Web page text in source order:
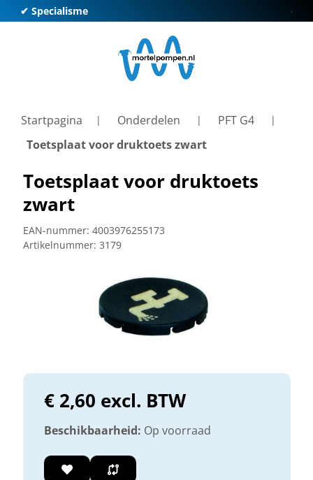
✔ Specialisme ✔
Startpagina Onderdelen
PFT G4
Toetsplaat voor druktoets zwart
Toetsplaat voor druktoets
zwart
EAN-nummer: 4003976255173
Artikelnummer: 3179
€ 2,60 excl. BTW
Beschikbaarheid: Op voorraad